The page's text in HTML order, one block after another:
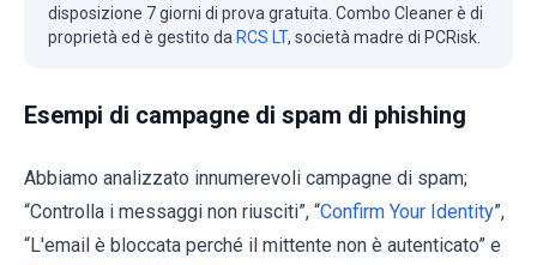
disposizione 7 giorni di prova gratuita. Combo Cleaner è di
proprietà ed è gestito da RCS LT, società madre di PCRisk.
Esempi di campagne di spam di phishing
Abbiamo analizzato innumerevoli campagne di spam;
“Controlla i messaggi non riusciti”, “Confirm Your Identity”,
“L'email è bloccata perché il mittente non è autenticato” e